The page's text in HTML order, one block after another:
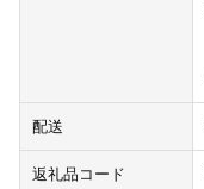
配送
返礼品コード